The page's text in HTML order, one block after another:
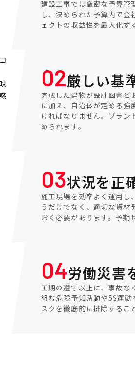
建設工事では厳密な予算管
し、決められた予算内で
ェクトの収益性を最大化す
02厳しい基
完成した建物が設計図書ど
に加え、自治体が定める強
ければなりません。ブラン
められます。
03状況を正
施工現場を効率よく運用し
うだけでなく、適切な資材
おく必要があります。予期
04労働災害
工期の遵守以上に、事故な
組む危険予知活動や5S運
スクを徹底的に排除するこ